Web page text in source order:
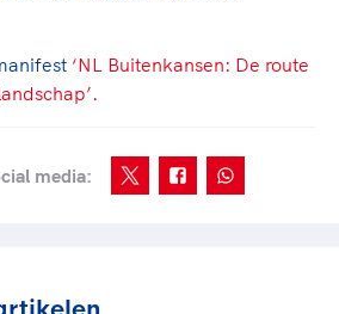
‘NL Buitenkansen: De route
media: